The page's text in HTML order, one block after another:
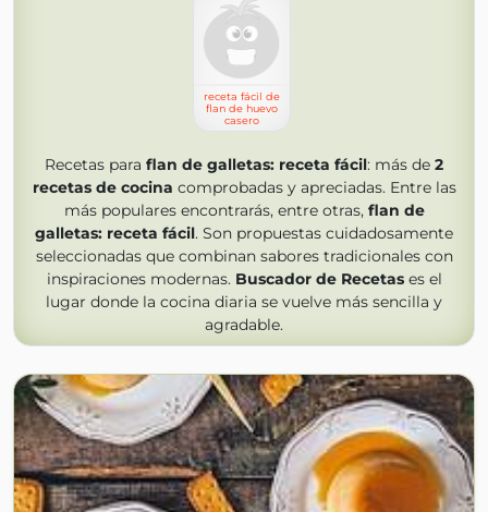
receta fácil de
flan de huevo
casero
Recetas para flan de galletas: receta fácil: más de 2
recetas de cocina comprobadas y apreciadas. Entre las
más populares encontrarás, entre otras, flan de
galletas: receta fácil. Son propuestas cuidadosamente
seleccionadas que combinan sabores tradicionales con
inspiraciones modernas. Buscador de Recetases el
lugar donde la cocina diaria se vuelve más sencilla y
agradable.